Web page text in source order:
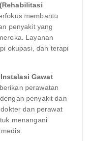
membantu
penyakit yang
Layanan
okupasi, dan terapi
Gawat
perawatan
penyakit dan
dan perawat
menangani